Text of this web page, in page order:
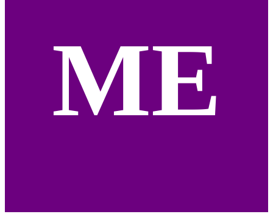
ME